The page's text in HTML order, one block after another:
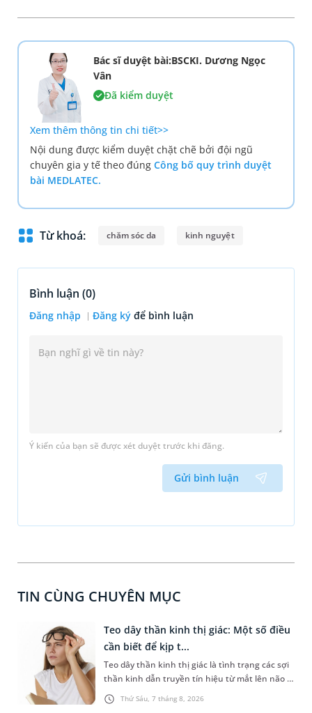
Bác sĩ duyệt bài:BSCKI. Dương Ngọc
Vân
Đã kiểm duyệt
Xem thêm thông tin chi tiết>>
Nội dung được kiểm duyệt chặt chẽ bởi đội ngũ
chuyên gia y tế theo đúng Công bố quy trình duyệt
bài MEDLATEC.
Từ khoá: chăm sóc da kinh nguyệt
Bình luận (0)
Đăng nhập Đăng ký để bình luận
Ý kiến của bạn sẽ được xét duyệt trước khi đăng.
Gửi bình luận
TIN CÙNG CHUYÊN MỤC
Thứ Sáu, 7 tháng 8, 2026
Teo dây thần kinh thị giác: Một số điều
cần biết để kịp t...
Teo dây thần kinh thị giác là tình trạng các sợi
thần kinh dẫn truyền tín hiệu từ mắt lên não bị
tổn thương và dần mất đi chức năng hoạt
động. Nếu điều trị muộn, thị lực có nguy cơ